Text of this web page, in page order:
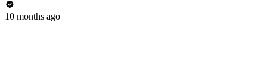
10 months ago